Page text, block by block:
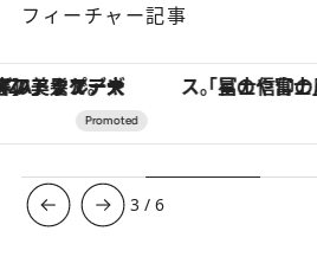
フィーチャー記事
3 /6